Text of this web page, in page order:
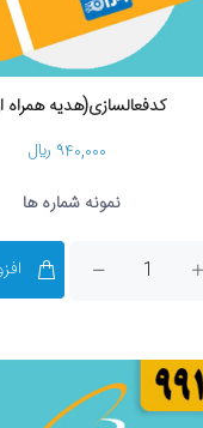
کدفعالسازی(هدیه همراه
۹۴۰,۰۰۰ ریال
نمونه شماره ها